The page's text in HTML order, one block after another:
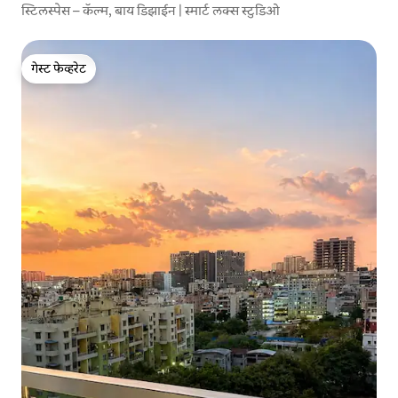
स्टिलस्पेस – कॅल्म, बाय डिझाईन | स्मार्ट लक्स स्टुडिओ
गेस्ट फेव्हरेट
गेस्ट फेव्हरेट